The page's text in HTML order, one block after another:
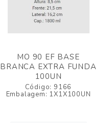
MO 90 EF BASE
BRANCA EXTRA FUNDA
100UN
Código: 9166
Embalagem: 1X1X100UN